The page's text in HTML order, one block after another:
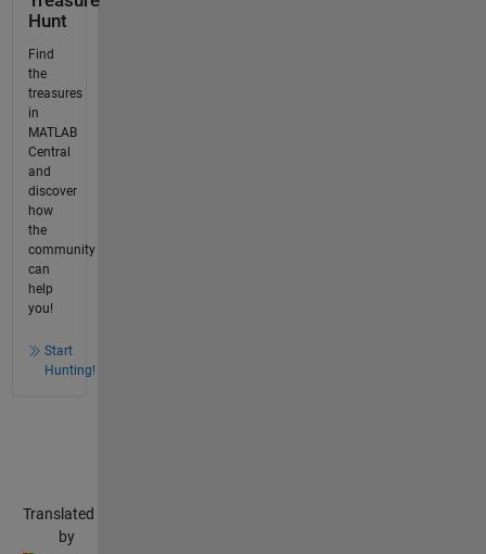
Hunt
Find
the
treasures
in
MATLAB
Central
and
discover
how
the
community
can
help
you!
Start
Hunting!
Translated
by